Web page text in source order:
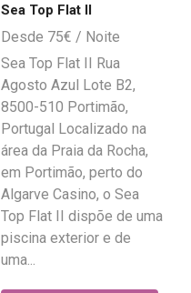
Sea Top Flat II
75€
Sea Top Flat II Rua
Agosto Azul Lote B2,
8500-510 Portimão,
Portugal Localizado na
área da Praia da Rocha,
em Portimão, perto do
Algarve Casino, o Sea
Top Flat II dispõe de uma
piscina exterior e de
uma...